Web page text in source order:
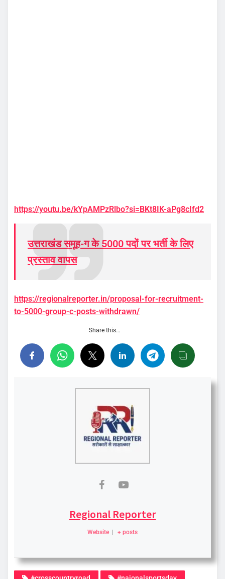
https://youtu.be/kYpAMPzRlbo?si=BKt8IK-aPg8cIfd2
उत्तराखंड समूह-ग के 5000 पदों पर भर्ती के लिए
प्रस्ताव वापस
https://regionalreporter.in/proposal-for-recruitment-
to-5000-group-c-posts-withdrawn/
Share this…
Regional Reporter
Website + posts